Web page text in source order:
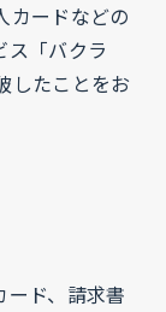
カードなどの
ス「バクラ
したことをお
ド、請求書